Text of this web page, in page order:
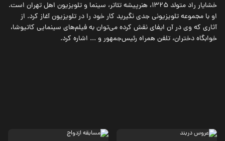
خشایار راد متولد ۱۳۲۵، هنرپیشه تئاتر، سینما و تلویزیون اهل تهران است.
او با مجموعه تلویزیونی جدی نگیرید کار خود را در تلویزیون آغاز کرد. از
آثاری که وی در آن ایفای نقش کرده می‌توان به فیلم‌های سینمایی کاتیوشا،
خوابگاه دختران، تلفن همراه رئیس‌جمهور و ... اشاره کرد.